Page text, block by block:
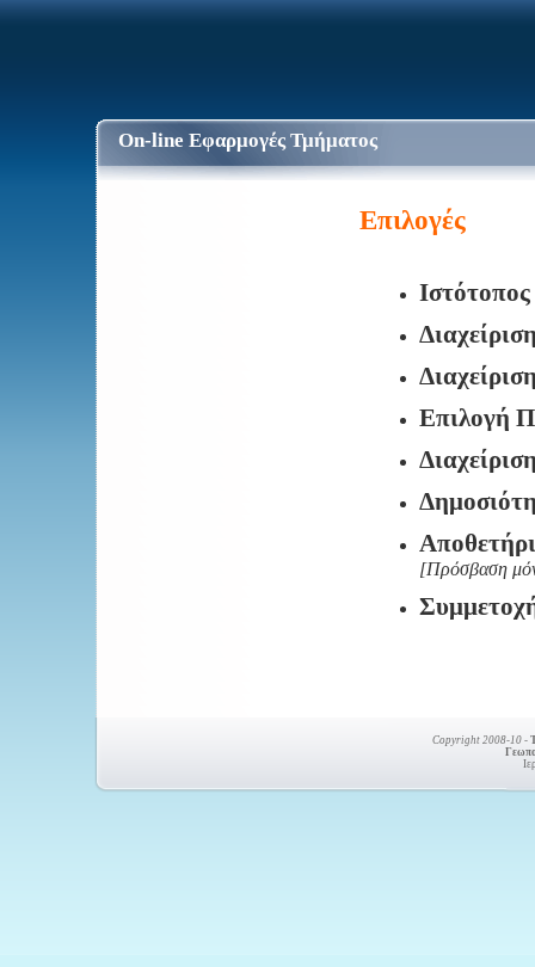
On-line Εφαρμογές Τμήματος
Επιλογές
Επιλογή
[Πρόσβαση
Copyright 2008-10 -